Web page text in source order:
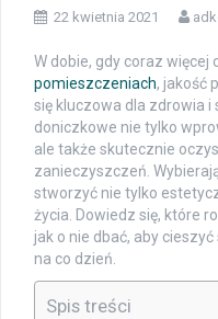
22 kwietnia 2021
W dobie, gdy coraz
pomieszczeniach, jakość
się kluczowa dla zdrowia i
doniczkowe nie tylko
ale także skutecznie
zanieczyszczeń.
stworzyć nie tylko
życia. Dowiedz się, które
jak o nie dbać, aby
na co dzień.
Spis treści